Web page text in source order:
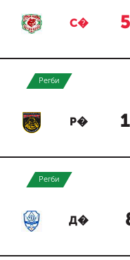
С�
Регби
Р�
Регби
Д�